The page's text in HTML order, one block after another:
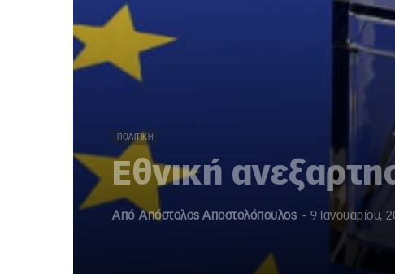
ΠΟΛΙΤΙΚΉ
Εθνική
Από Απόστολος Αποστολόπουλος - 9 Ιανουαρίου,